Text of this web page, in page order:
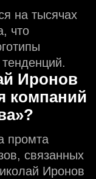
на тысячах
что
Иронов
компаний
промта
связанных
Иронов